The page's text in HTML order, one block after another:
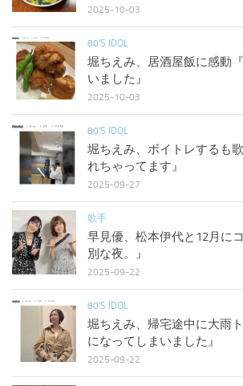
2025-10-03
80'S IDOL
堀ちえみ、居酒屋飯に感動
いました』
2025-10-03
80'S IDOL
堀ちえみ、ボイトレするも
れちゃってます』
2025-09-27
歌手
早見優、松本伊代と12月に
別な夜。』
2025-09-22
80'S IDOL
堀ちえみ、帰宅途中に大雨
になってしまいました』
2025-09-22